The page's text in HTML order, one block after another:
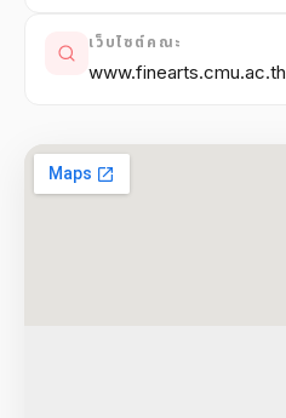
เว็บไซต์คณะ
www.finearts.cmu.ac.th